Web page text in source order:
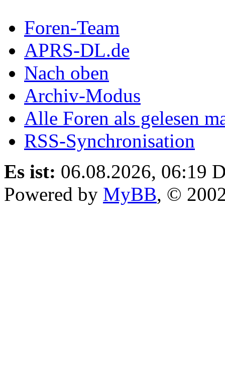
Foren-Team
APRS-DL.de
Nach oben
Archiv-Modus
Alle Foren als gelesen
RSS-Synchronisation
Es ist: 06.08.2026, 06:19
Powered by MyBB, ©